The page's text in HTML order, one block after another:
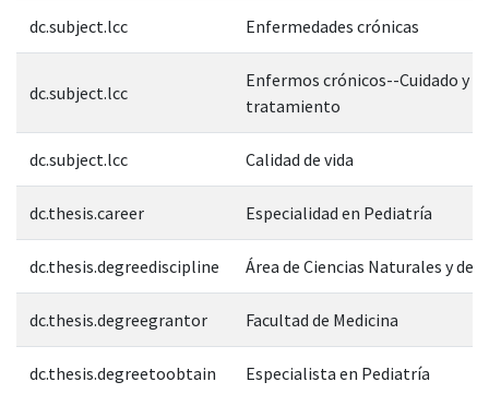
dc.subject.lcc Enfermedades crónicas
dc.subject.lcc
Enfermos crónicos--Cuidado y
tratamiento
dc.subject.lcc Calidad de vida
dc.thesis.career Especialidad en Pediatría
dc.thesis.degreediscipline Área de Ciencias Naturales y de
dc.thesis.degreegrantor Facultad de Medicina
dc.thesis.degreetoobtain Especialista en Pediatría